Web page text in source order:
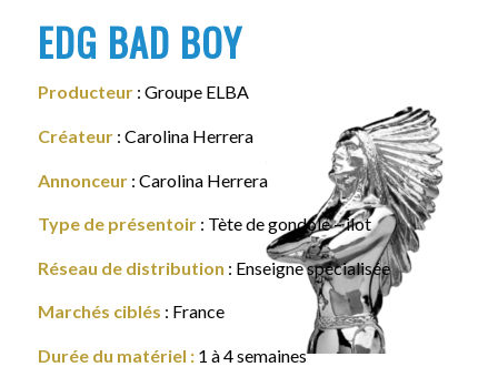
EDG BAD BOY
Producteur: Groupe ELBA
Créateur: Carolina Herrera
Annonceur: Carolina Herrera
Type de présentoir: Tète de gondole – ilot
Réseau de distribution : Enseigne spécialisée
Marchés ciblés : France
Durée du matériel :1 à 4 semaines